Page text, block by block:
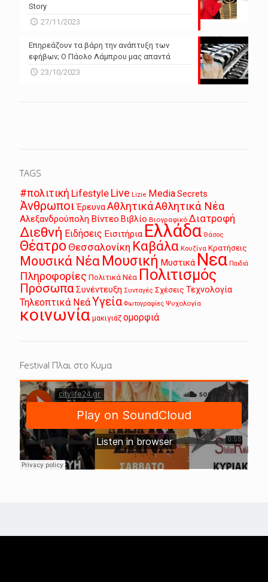
Story
27/11/2023
Επηρεάζουν τα βάρη την ανάπτυξη των
εφήβων; Ο Πάολο Λάμπρου μας απαντά
23/10/2023
TAGS
#πολιτική Lifestyle Live Lizie MediaSecrets
Άνθρωποι ΈρευναΑθλητικάΑθλητικά Νέα
Αλεξανδρούπολη Βίντεο Βιβλίο Βιογραφικό Διατροφή
Διεθνή Ειδήσεις Εισιτήρια Ελλάδα Θάσος
Θέατρο Θεσσαλονίκη Καβάλα Κουζίνα Κρατήσεις
Μουσικά Νέα Μουσική Μυστικά Νεα Παιδιά
Πληροφορίες Πολιτικά Νέα Πολιτισμός
ΠρόσωπαΣυνέντευξη Συνταγές Σχέσεις Τεχνολογία
Τηλεοπτικά ΝεάΥγεία Φωτογραφίες Ψυχολογία
κοινωνία μακιγιάζ ομορφιά
Festival Πλαι στο Κυμα